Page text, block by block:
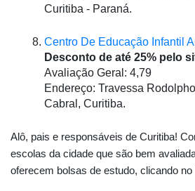
Curitiba - Paraná.
Centro De Educação Infantil
Desconto de até 25% pelo
Avaliação Geral: 4,79
Endereço: Travessa
Cabral, Curitiba.
Alô, pais e responsáveis de Curitiba!
escolas da cidade que são bem
oferecem bolsas de estudo, clicando no